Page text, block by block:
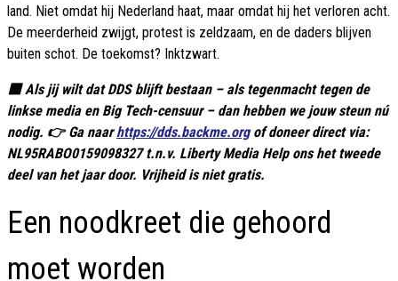
land. Niet omdat hij Nederland haat, maar omdat hij het verloren acht.
De meerderheid zwijgt, protest is zeldzaam, en de daders blijven
buiten schot. De toekomst? Inktzwart.
🟥 Als jij wilt dat DDS blijft bestaan – als tegenmacht tegen de
linkse media en Big Tech-censuur – dan hebben we jouw steun nú
nodig. 👉 Ga naarhttps://dds.backme.orgof doneer direct via:
NL95RABO0159098327 t.n.v. Liberty Media Help ons het tweede
deel van het jaar door. Vrijheid is niet gratis.
Een noodkreet die gehoord
moet worden